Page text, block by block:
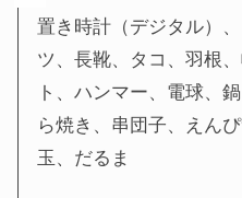
置き時計（デジタル）
ツ、長靴、タコ、羽根
ト、ハンマー、電球、
ら焼き、串団子、えん
玉、だるま